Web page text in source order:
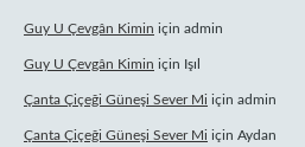
Guy U Çevgân Kimin için admin
Guy U Çevgân Kimin için Işıl
Çanta Çiçeği Güneşi Sever Mi için admin
Çanta Çiçeği Güneşi Sever Mi için Aydan